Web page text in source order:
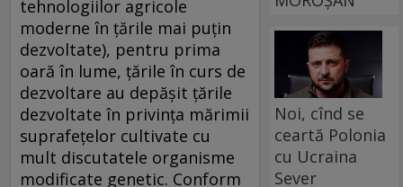
tehnologiilor agricole
moderne în ţările mai puţin
dezvoltate), pentru prima
oară în lume, ţările în curs de
dezvoltare au depăşit ţările
dezvoltate în privinţa mărimii
suprafeţelor cultivate cu
mult discutatele organisme
modificate genetic. Conform
Noi, cînd se
ceartă Polonia
cu Ucraina
Sever